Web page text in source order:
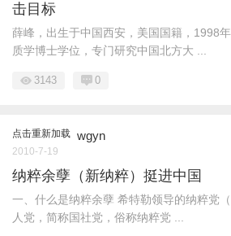
击目标
薛峰，出生于中国西安，美国国籍，1998
质学博士学位，专门研究中国北方大 ...
3143 0
点击重新加载 wgyn
2010-7-19
纳粹余孽（新纳粹）挺进中国
一、什么是纳粹余孽 希特勒领导的纳粹党
人党，简称国社党，俗称纳粹党 ...